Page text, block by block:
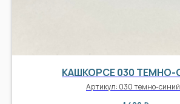
КАШКОРСЕ 030 ТЕМНО-
Артикул: 030 темно-